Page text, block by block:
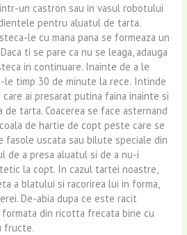
un castron sau in vasul robotului
pentru aluatul de tarta.
le cu mana pana se formeaza un
ti se pare ca nu se leaga, adauga
in continuare. Inainte de a le
le timp 30 de minute la rece. Intinde
ai presarat putina faina inainte si
de tarta. Coacerea se face asternand
de hartie de copt peste care se
fasole uscata sau bilute speciale din
de a presa aluatul si de a nu-i
la copt. In cazul tartei noastre,
a blatului si racorirea lui in forma,
De-abia dupa ce este racit
din ricotta frecata bine cu
fructe.